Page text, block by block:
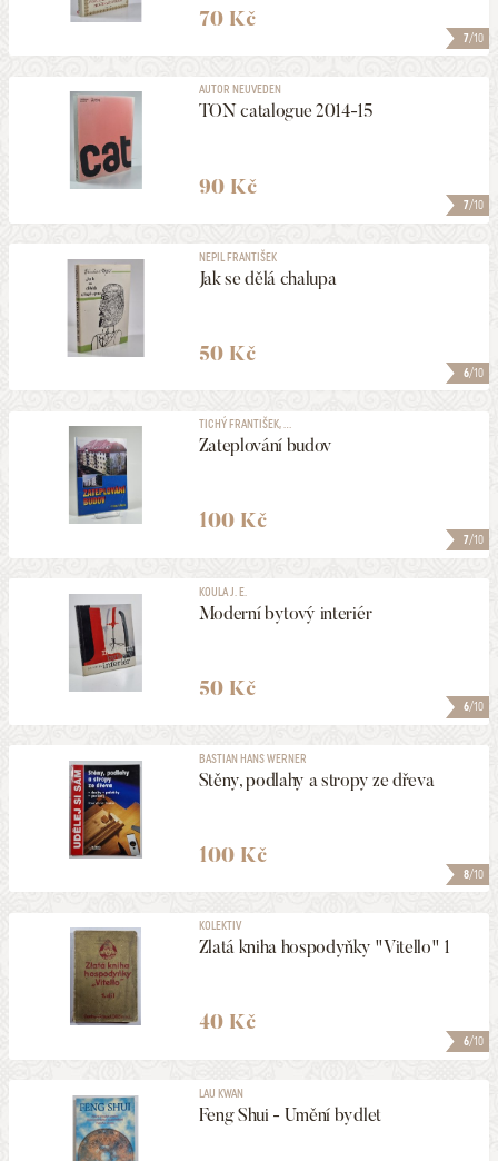
7/10
70 Kč
7/10
AUTOR NEUVEDEN
TON catalogue 2014-15
90 Kč
6/10
NEPIL FRANTIŠEK
Jak se dělá chalupa
50 Kč
7/10
TICHÝ FRANTIŠEK, ...
Zateplování budov
100 Kč
6/10
KOULA J. E.
Moderní bytový interiér
50 Kč
8/10
BASTIAN HANS WERNER
Stěny, podlahy a stropy ze dřeva
100 Kč
6/10
KOLEKTIV
Zlatá kniha hospodyňky "Vitello" 1
40 Kč
LAU KWAN
Feng Shui - Umění bydlet